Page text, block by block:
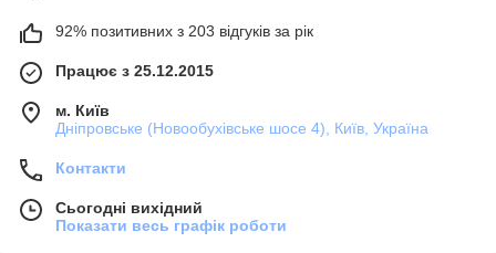
92% позитивних з 203 відгуків за рік
Працює з 25.12.2015
м. Київ
Дніпровське (Новообухівське шосе 4), Київ, Україна
Контакти
Сьогодні вихідний
Показати весь графік роботи